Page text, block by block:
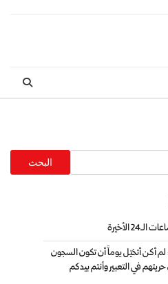
البحث
الأخيرة
أكن أتخيّل يوماً أن تكون السجون
في التعبير وأنتم بيدكم